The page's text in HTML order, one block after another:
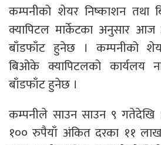
कम्पनीको शेयर निष्काशन तथा
क्यापिटल मार्केटका अनुसार
बाँडफाँट हुनेछ । कम्पनीको
बिओके क्यापिटलको कार्यलय
बाँडफाँट हुनेछ ।
कम्पनीले साउन साउन ९ गतेदेखि
१०० रुपैयाँ अंकित दरका ११